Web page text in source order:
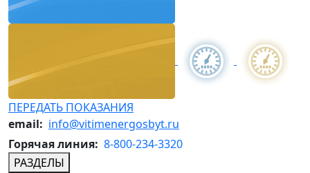
ПЕРЕДАТЬ ПОКАЗАНИЯ
email: info@vitimenergosbyt.ru
Горячая линия: 8-800-234-3320
РАЗДЕЛЫ